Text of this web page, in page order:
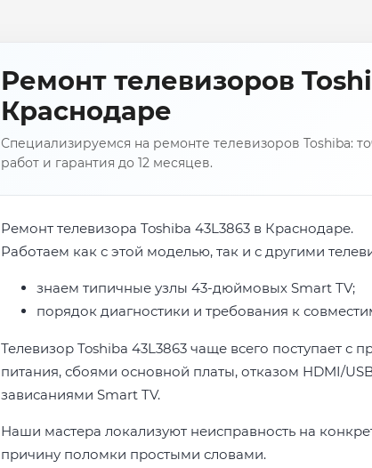
Ремонт телевизоров
Краснодаре
Специализируемся на ремонте телевизоров Toshiba:
работ и гарантия до 12 месяцев.
Ремонт телевизора Toshiba 43L3863 в Краснодаре.
Работаем как с этой моделью, так и с другими
знаем типичные узлы 43-дюймовых Smart TV;
порядок диагностики и требования к
Телевизор Toshiba 43L3863 чаще всего поступает с
питания, сбоями основной платы, отказом HDMI/
зависаниями Smart TV.
Наши мастера локализуют неисправность на
причину поломки простыми словами.